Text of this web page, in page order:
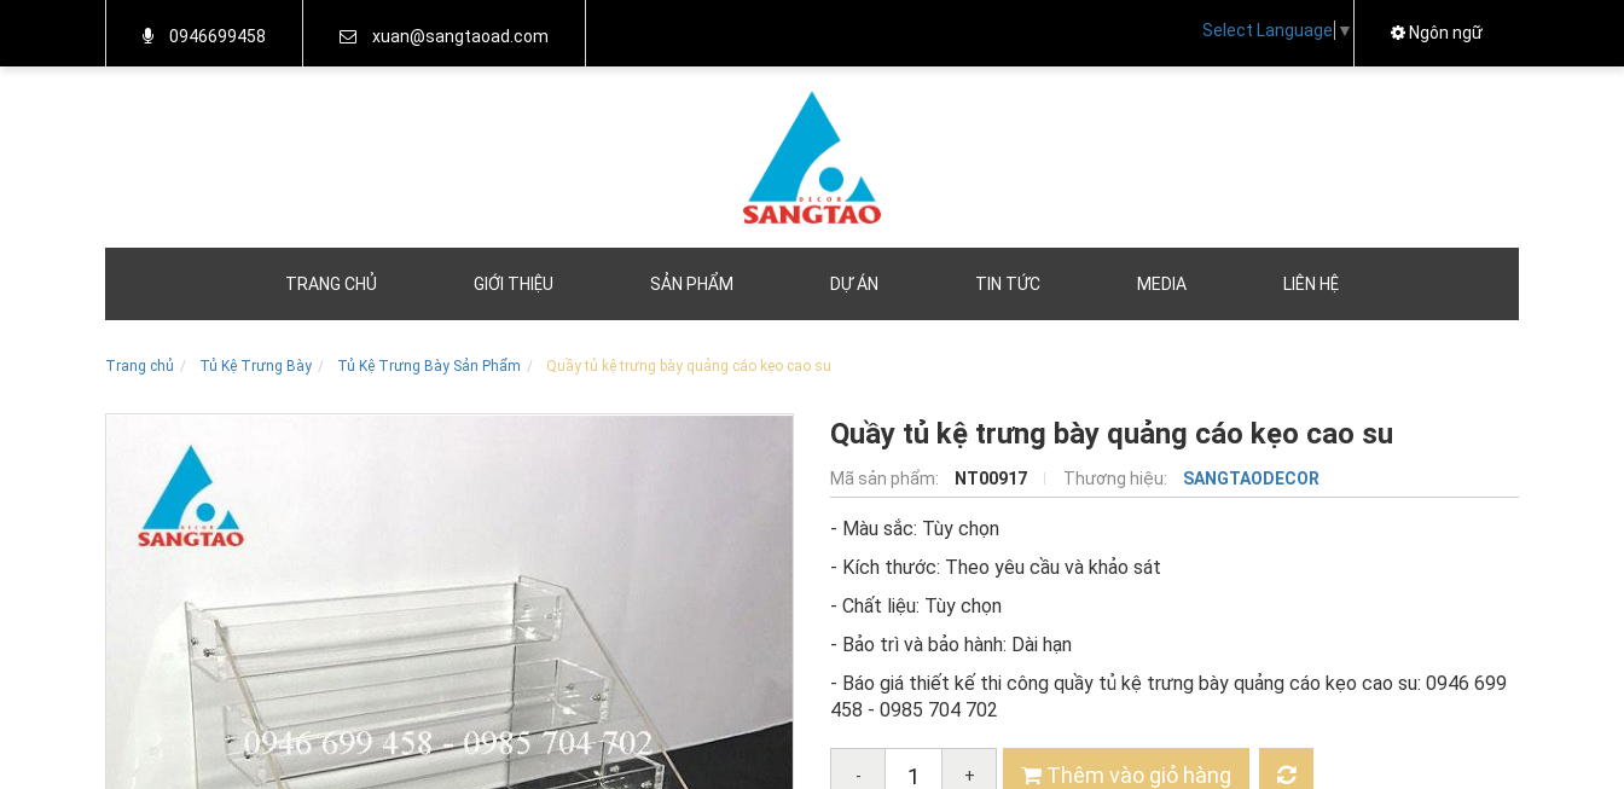
0946699458 xuan@sangtaoad.com Ngôn ngữ
Select Language ▼
TRANG CHỦ GIỚI THIỆU SẢN PHẨM DỰ ÁN TIN TỨC MEDIA LIÊN HỆ
Trang chủ Tủ Kệ Trưng Bày Tủ Kệ Trưng Bày Sản Phẩm Quầy tủ kệ trưng bày quảng cáo kẹo cao su
Quầy tủ kệ trưng bày quảng cáo kẹo cao su
Mã sản phẩm: NT00917 Thương hiệu: SANGTAODECOR
- Màu sắc: Tùy chọn
- Kích thước: Theo yêu cầu và khảo sát
- Chất liệu: Tùy chọn
- Bảo trì và bảo hành: Dài hạn
- Báo giá thiết kế thi công quầy tủ kệ trưng bày quảng cáo kẹo cao su: 0946 699
458 - 0985 704 702
- + Thêm vào giỏ hàng